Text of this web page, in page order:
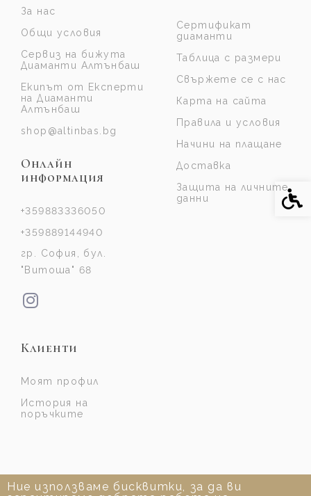
Ние използваме бисквитки, за да ви
За нас
Общи условия
Сервиз на бижута
Диаманти Алтънбаш
Екипът от Експерти
на Диаманти
Алтънбаш
shop@altinbas.bg
Онлайн
информация
+359883336050
+359889144940
гр. София, бул.
"Витоша" 68
Сертификат
диаманти
Таблица с размери
Свържете се с нас
Карта на сайта
Правила и условия
Начини на плащане
Доставка
Защита на личните
данни
Клиенти
Моят профил
История на
поръчките